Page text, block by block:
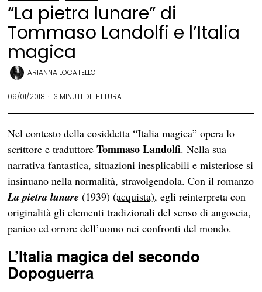
“La pietra lunare” di
Tommaso Landolfi e l’Italia
magica
ARIANNA LOCATELLO
09/01/2018 3 MINUTI DI LETTURA
Nel contesto della cosiddetta “Italia magica” opera lo
scrittore e traduttoreTommaso Landolfi. Nella sua
narrativa fantastica, situazioni inesplicabili e misteriose si
insinuano nella normalità, stravolgendola. Con il romanzo
La pietra lunare (1939)(acquista), egli reinterpreta con
originalità gli elementi tradizionali del senso di angoscia,
panico ed orrore dell’uomo nei confronti del mondo.
L’Italia magica del secondo
Dopoguerra